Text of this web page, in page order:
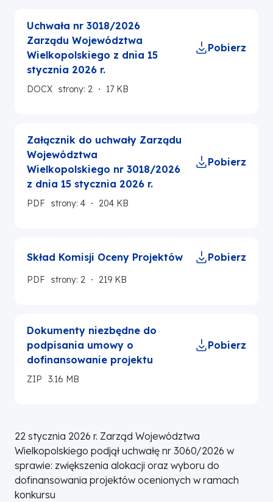
Uchwała nr 3018/2026
Zarządu Województwa
Wielkopolskiego z dnia 15
stycznia 2026 r.
Pobierz
DOCX strony: 2 17 KB
Załącznik do uchwały Zarządu
Województwa
Wielkopolskiego nr 3018/2026
z dnia 15 stycznia 2026 r.
Pobierz
PDF strony: 4 204 KB
Skład Komisji Oceny Projektów Pobierz
PDF strony: 2 219 KB
Dokumenty niezbędne do
podpisania umowy o
dofinansowanie projektu
Pobierz
ZIP 3.16 MB
22 stycznia 2026 r. Zarząd Województwa
Wielkopolskiego podjął uchwałę nr 3060/2026 w
sprawie: zwiększenia alokacji oraz wyboru do
dofinansowania projektów ocenionych w ramach
konkursu